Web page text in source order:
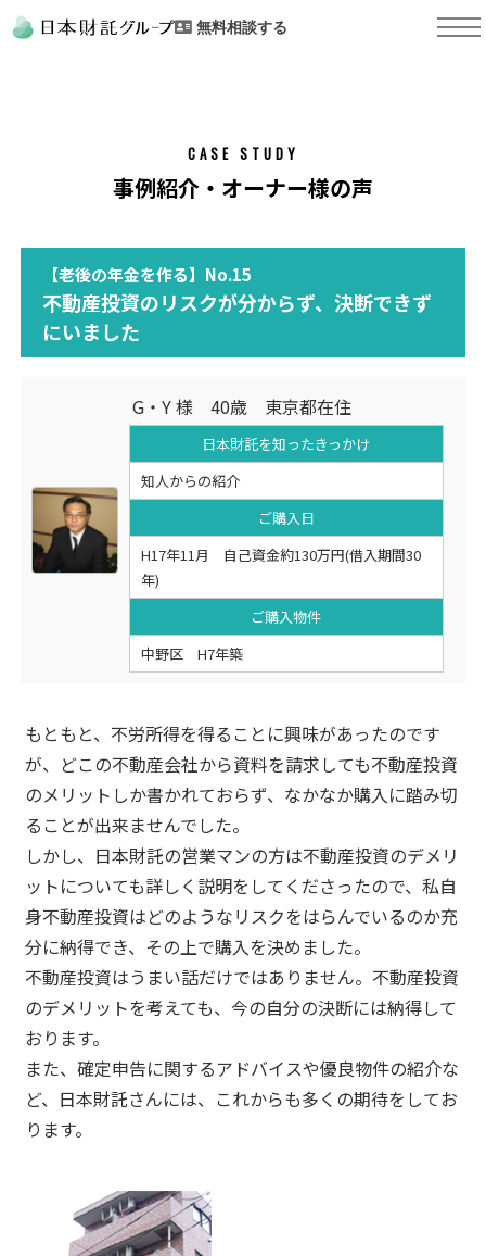
無料相談する
CASE STUDY
事例紹介・オーナー様の声
【老後の年金を作る】No.15
不動産投資のリスクが分からず、決断できず
にいました
G・Y 様 40歳 東京都在住
日本財託を知ったきっかけ
知人からの紹介
ご購入日
H17年11月 自己資金約130万円(借入期間30
年)
ご購入物件
中野区 H7年築
もともと、不労所得を得ることに興味があったのです
が、どこの不動産会社から資料を請求しても不動産投資
のメリットしか書かれておらず、なかなか購入に踏み切
ることが出来ませんでした。
しかし、日本財託の営業マンの方は不動産投資のデメリ
ットについても詳しく説明をしてくださったので、私自
身不動産投資はどのようなリスクをはらんでいるのか充
分に納得でき、その上で購入を決めました。
不動産投資はうまい話だけではありません。不動産投資
のデメリットを考えても、今の自分の決断には納得して
おります。
また、確定申告に関するアドバイスや優良物件の紹介な
ど、日本財託さんには、これからも多くの期待をしてお
ります。